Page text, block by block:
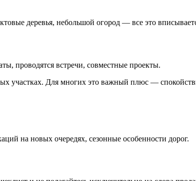
деревья, небольшой огород — все это
проводятся встречи, совместные проекты.
участках. Для многих это важный плюс —
на новых очередях, сезонные особенности дорог.